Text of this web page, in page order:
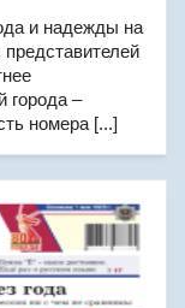
и надежды на
города –
номера [...]